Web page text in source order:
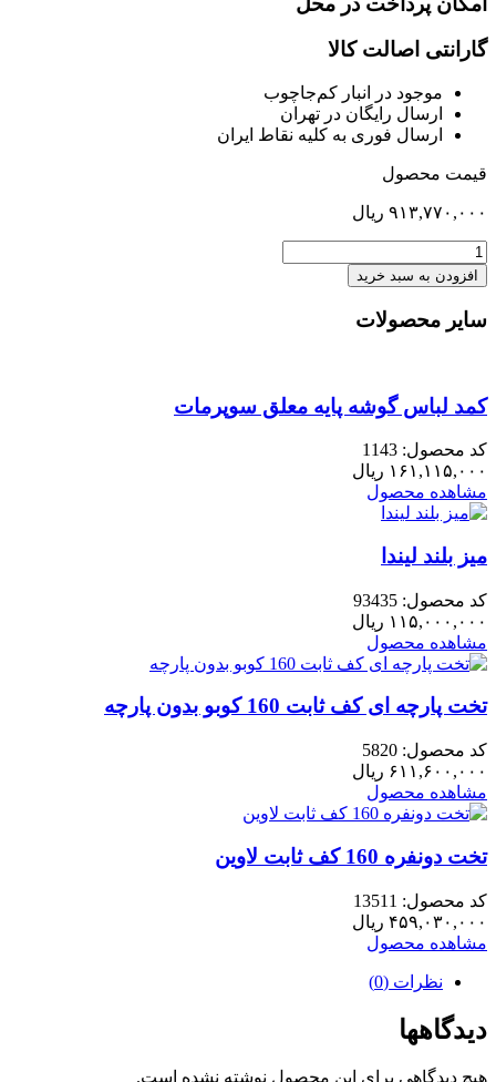
گارانتی اصالت کالا
موجود در انبار کم‌‌جاچوب
ارسال رایگان در تهران
ارسال فوری به کلیه نقاط ایران
قیمت محصول
۹۱۳,۷۷۰,۰۰۰ ریال
تخت
160
کف
متحرک
نوا
افزودن به سبد خرید
سایر محصولات
کمد لباس گوشه پایه معلق سوپرمات
کد محصول: 1143
۱۶۱,۱۱۵,۰۰۰ ریال
مشاهده محصول
میز بلند لیندا
کد محصول: 93435
۱۱۵,۰۰۰,۰۰۰ ریال
مشاهده محصول
تخت پارچه ای کف ثابت 160 کوبو بدون پارچه
کد محصول: 5820
۶۱۱,۶۰۰,۰۰۰ ریال
مشاهده محصول
تخت دونفره 160 کف ثابت لاوین
کد محصول: 13511
۴۵۹,۰۳۰,۰۰۰ ریال
مشاهده محصول
نظرات (0)
دیدگاهها
هیچ دیدگاهی برای این محصول نوشته نشده است.